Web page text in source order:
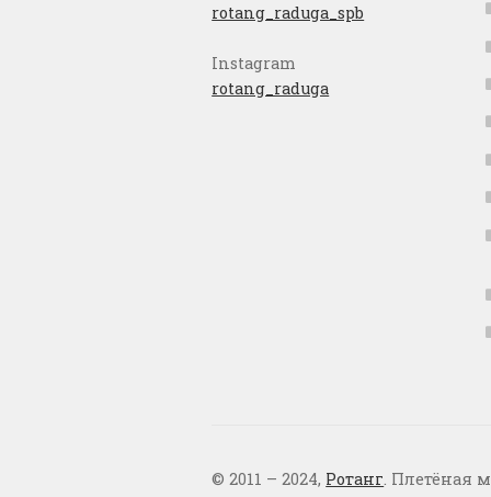
rotang_raduga_spb
Instagram
rotang_raduga
© 2011 – 2024, Ротанг. Плетёная